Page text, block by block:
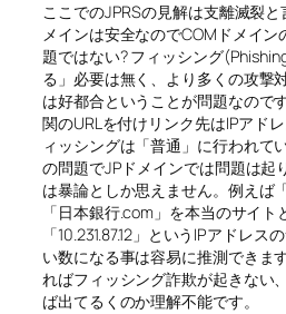
ここでのJPRSの見解は支離滅裂
メインは安全なのでCOMドメイ
題ではない? フィッシング
る」必要は無く、より多くの攻撃
は好都合ということが問題なので
関のURLを付けリンク先はIPアド
ィッシングは「普通」に行われて
の問題でJPドメインでは問題は起
は暴論としか思えません。例えば
「日本銀行.com」を本当のサイト
「10.231.87.12」というIPアドレ
い数になる事は容易に推測できま
ればフィッシング詐欺が起きない
ば出てるくのか理解不能です。